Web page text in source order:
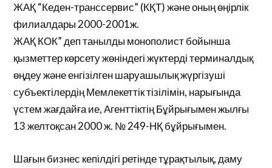
ЖАҚ “Кеден-транссервис” (КҚТ) және оның өңірлік
филиалдары 2000-2001ж.
ЖАҚ КОК” деп танылды монополист бойынша
қызметтер көрсету жөніндегі жүктерді терминалдық
өңдеу және енгізілген шаруашылық жүргізуші
субъектілердің Мемлекеттік тізілімін, нарығында
үстем жағдайға ие, Агенттіктің Бұйрығымен жылғы
13 желтоқсан 2000 ж. № 249-НҚ бұйрығымен.
Шағын бизнес кепілдігі ретінде тұрақтылық, даму